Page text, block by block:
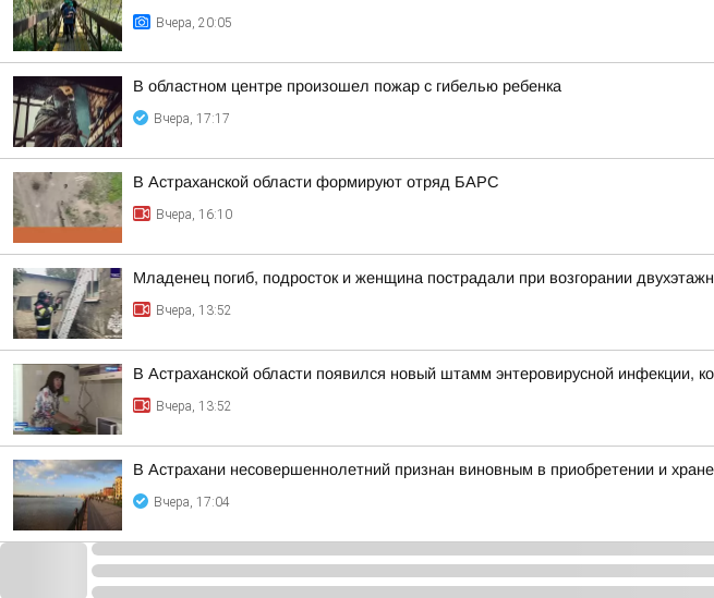
Вчера, 20:05
В областном центре произошел пожар с гибелью ребенка
Вчера, 17:17
В Астраханской области формируют отряд БАРС
Вчера, 16:10
Младенец погиб, подросток и женщина пострадали при возгорании
Вчера, 13:52
В Астраханской области появился новый штамм энтеровирусной инфекции,
Вчера, 13:52
В Астрахани несовершеннолетний признан виновным в приобретении и
Вчера, 17:04